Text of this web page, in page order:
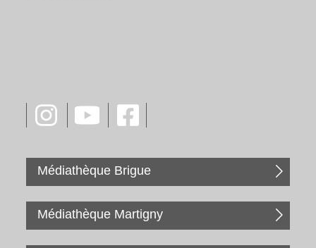
Médiathèque Brigue
Médiathèque Martigny